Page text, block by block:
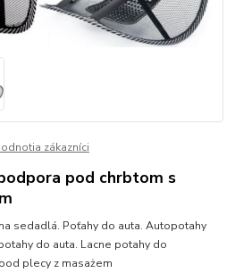
zákazníci
pod chrbtom s
sedadlá. Poťahy do auta. Autopotahy
do auta. Lacne potahy do
plecy z masażem